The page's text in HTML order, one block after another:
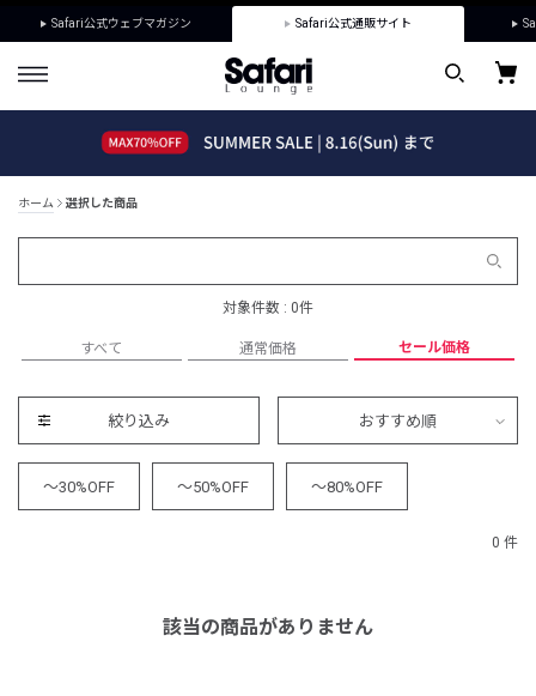
Safari公式ウェブマガジン Safari公式通販サイト
ホーム 選択した商品
対象件数 : 0件
すべて 通常価格 セール価格
絞り込み おすすめ順
～30%OFF ～50%OFF ～80%OFF
0 件
該当の商品がありません